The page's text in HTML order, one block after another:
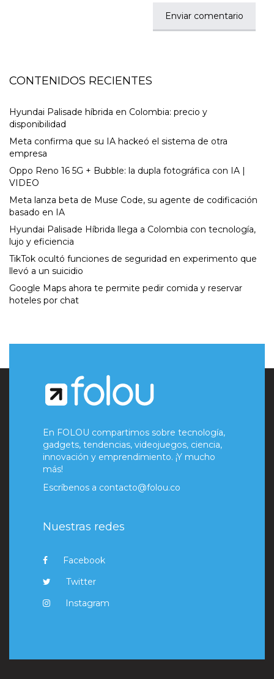
CONTENIDOS RECIENTES
Hyundai Palisade híbrida en Colombia: precio y
disponibilidad
Meta confirma que su IA hackeó el sistema de otra
empresa
Oppo Reno 16 5G + Bubble: la dupla fotográfica con IA |
VIDEO
Meta lanza beta de Muse Code, su agente de codificación
basado en IA
Hyundai Palisade Híbrida llega a Colombia con tecnología,
lujo y eficiencia
TikTok ocultó funciones de seguridad en experimento que
llevó a un suicidio
Google Maps ahora te permite pedir comida y reservar
hoteles por chat
En FOLOU compartimos sobre tecnología,
gadgets, tendencias, videojuegos, ciencia,
innovación y emprendimiento. ¡Y mucho
más!
Escríbenos a contacto@folou.co
Nuestras redes
Facebook
Twitter
Instagram